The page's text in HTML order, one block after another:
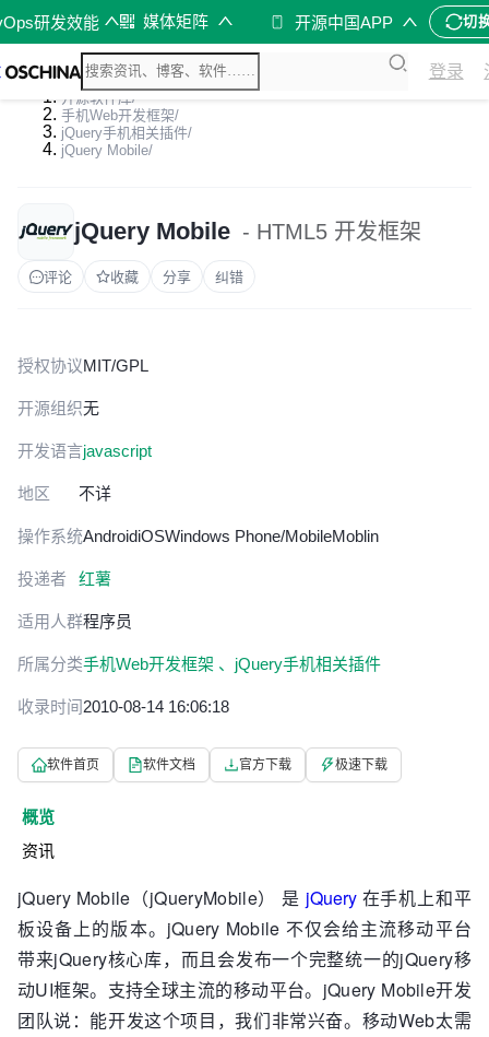
研发效能 媒体矩阵 开源中国APP 切
登录
开源软件库/
手机Web开发框架/
jQuery手机相关插件/
jQuery Mobile/
jQuery Mobile - HTML5 开发框架
评论 收藏 分享 纠错
授权协议MIT/GPL
开源组织无
开发语言javascript
地区 不详
操作系统AndroidiOSWindows Phone/MobileMoblin
投递者 红薯
适用人群程序员
所属分类手机Web开发框架 、 jQuery手机相关插件
收录时间2010-08-14 16:06:18
软件首页 软件文档 官方下载 极速下载
概览
资讯
jQuery Mobile（jQueryMobile） 是 jQuery在手机上和平
板设备上的版本。jQuery Mobile 不仅会给主流移动平台
带来jQuery核心库，而且会发布一个完整统一的jQuery移
动UI框架。支持全球主流的移动平台。jQuery Mobile开发
团队说：能开发这个项目，我们非常兴奋。移动Web太需